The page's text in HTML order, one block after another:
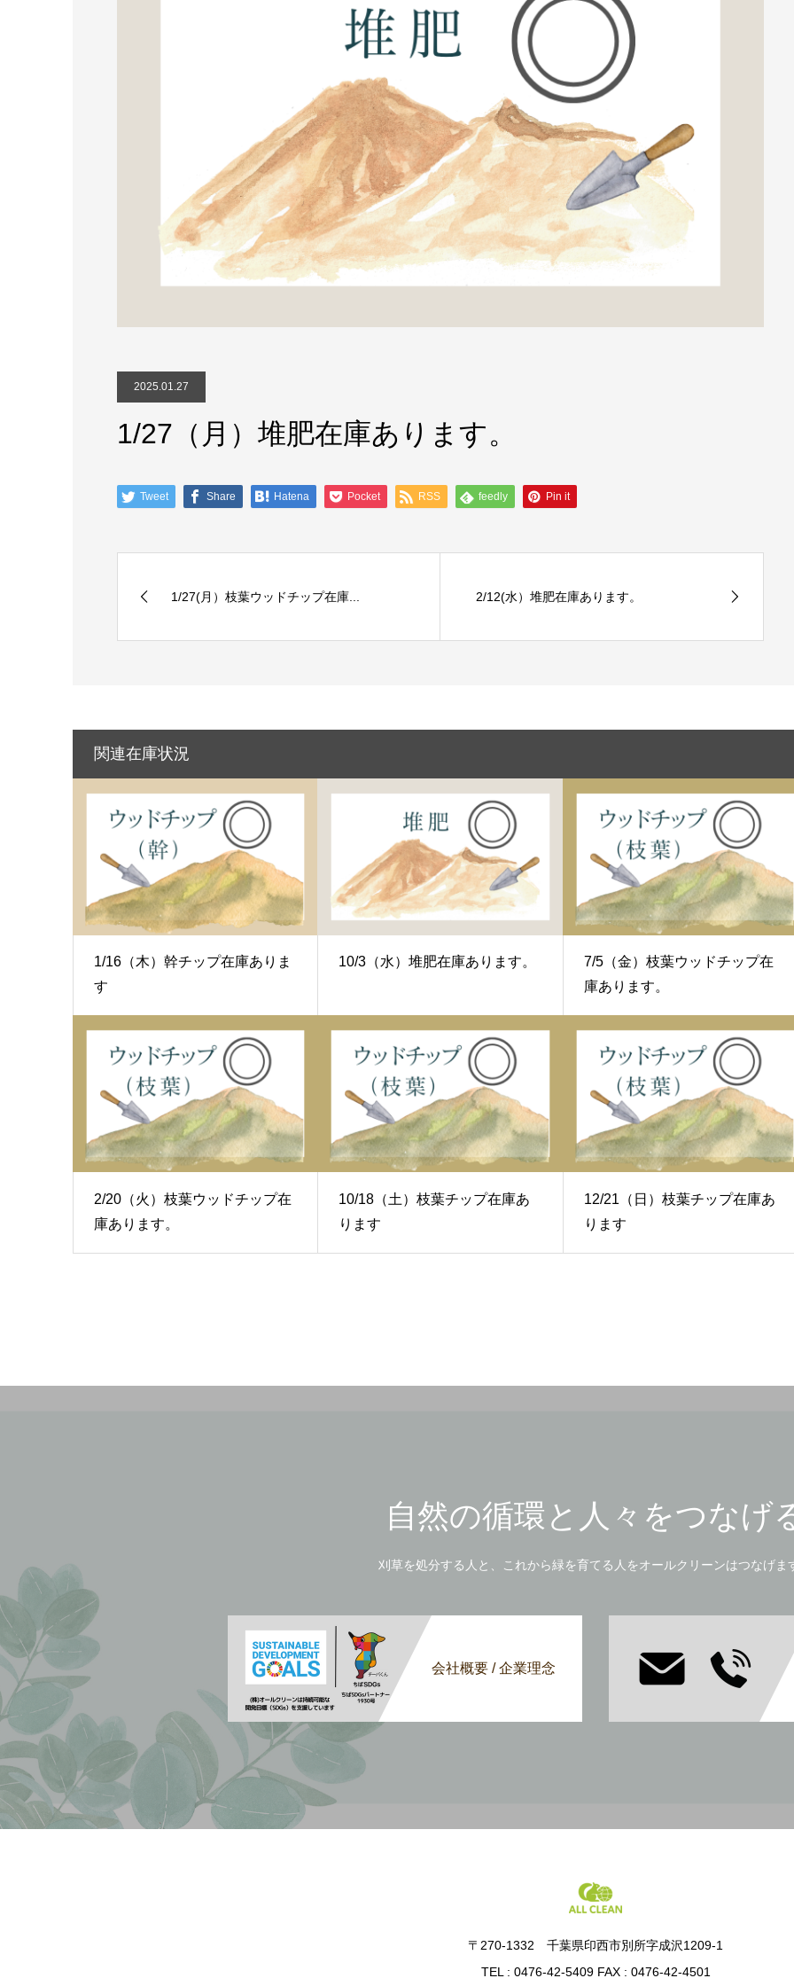
2025.01.27
1/27（月）堆肥在庫あります。
Tweet Share Hatena Pocket RSS feedly Pin it
1/27(月）枝葉ウッドチップ在庫... 2/12(水）堆肥在庫あります。
関連在庫状況
1/16（木）幹チップ在庫ありま
す
10/3（水）堆肥在庫あります。
7/5（金）枝葉ウッドチップ在
庫あります。
2/20（火）枝葉ウッドチップ在
庫あります。
10/18（土）枝葉チップ在庫あ
ります
12/21（日）枝葉チップ在庫あ
ります
自然の循環と人々をつなげ
刈草を処分する人と、これから緑を育てる人をオールクリーンはつなげま
会社概要 / 企業理念
〒270-1332 千葉県印西市別所字成沢1209-1
TEL : 0476-42-5409 FAX : 0476-42-4501